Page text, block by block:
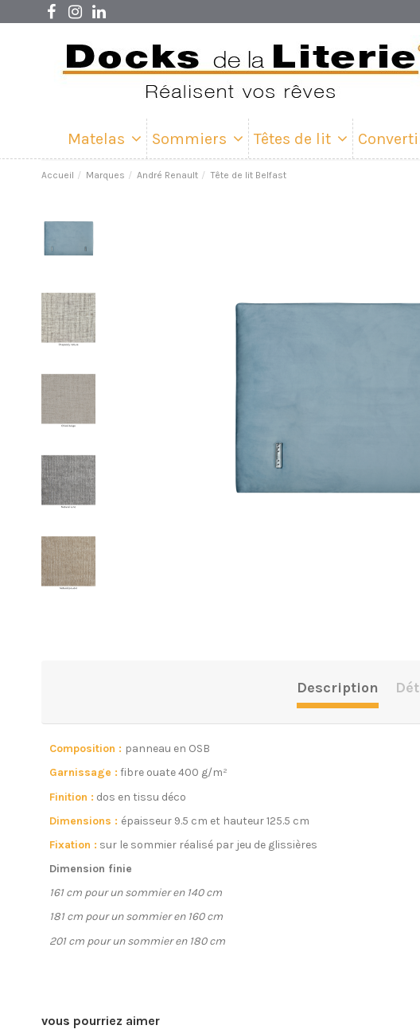
Matelas Sommiers Têtes de lit
Accueil Marques André Renault Tête de lit Belfast
Description
Composition : panneau en OSB
Garnissage : fibre ouate 400 g/m²
Finition : dos en tissu déco
Dimensions : épaisseur 9.5 cm et hauteur 125.5 cm
Fixation : sur le sommier réalisé par jeu de glissières
Dimension finie
161 cm pour un sommier en 140 cm
181 cm pour un sommier en 160 cm
201 cm pour un sommier en 180 cm
vous pourriez aimer